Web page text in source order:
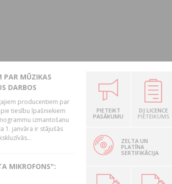
PAR MŪZIKAS
DARBOS
producentiem par
tiesību īpašniekiem
izmantošanu
1. janvāra ir stājušās
MIKROFONS":
PIETEIKT
PASĀKUMU
DJ LICENCE
PIETEIKUMS
ZELTA UN
PLATĪNA
SERTIFIKĀCIJA